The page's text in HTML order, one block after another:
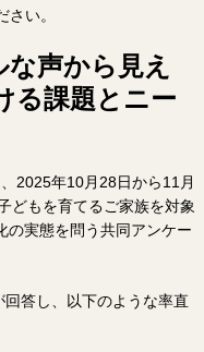
い。
声から見え
る課題とニー
2025年10月28日から11月
どもを育てるご家族を対象
の実態を問う共同アンケー
答し、以下のような率直